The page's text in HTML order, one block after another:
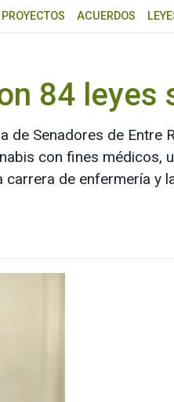
PROYECTOS ACUERDOS
84 leyes
Senadores de Entre
con fines médicos,
de enfermería y